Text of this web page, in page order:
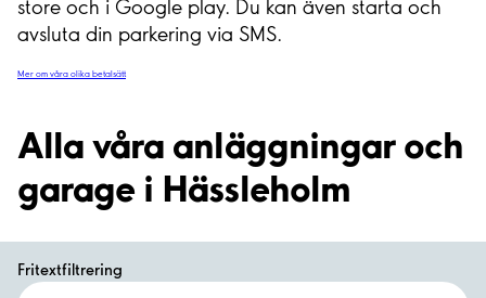
store och i Google play. Du kan även starta och
avsluta din parkering via SMS.
Mer om våra olika betalsätt
Alla våra anläggningar och
garage i Hässleholm
Fritextfiltrering